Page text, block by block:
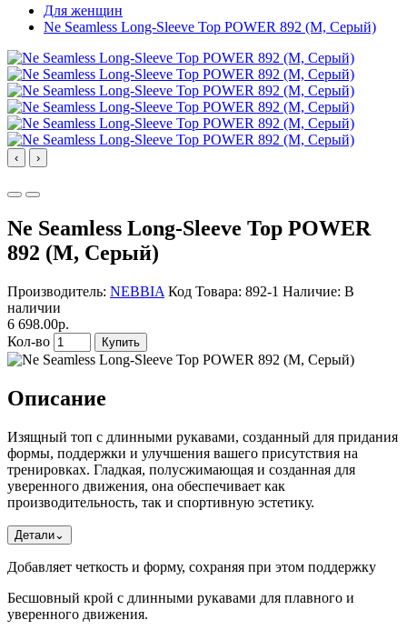
Для женщин
Ne Seamless Long-Sleeve Top POWER 892 (M, Серый)
‹ ›
Ne Seamless Long-Sleeve Top POWER
892 (M, Серый)
Производитель: NEBBIA Код Товара: 892-1 Наличие: В
наличии
6 698.00р.
Кол-во
Купить
Описание
Изящный топ с длинными рукавами, созданный для придания
формы, поддержки и улучшения вашего присутствия на
тренировках. Гладкая, полусжимающая и созданная для
уверенного движения, она обеспечивает как
производительность, так и спортивную эстетику.
Детали⌄
Добавляет четкость и форму, сохраняя при этом поддержку
Бесшовный крой с длинными рукавами для плавного и
уверенного движения.